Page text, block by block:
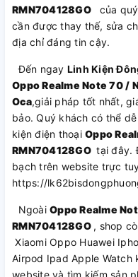
RMN704128GO
của
cần được thay thế, sửa
địa chỉ đáng tin cậy.
Đến ngay Linh Kiện
Oppo Realme Note 70 /
Oca,giải pháp tốt nhất,
bảo. Quý khách có thể
kiện điện thoại Oppo
RMN704128GO tại đây.
bạch trên website trực
https://
Ngoài Oppo Realme
RMN704128GO , shop
Xiaomi Oppo Huawei
Airpod Ipad Apple Watch
website và tìm kiếm sản